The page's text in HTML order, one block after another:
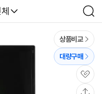
검
색
상품비교
대량구매
관